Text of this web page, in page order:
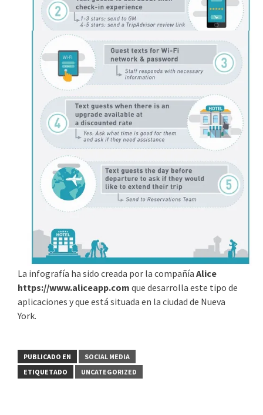
La infografía ha sido creada por la compañía Alice
https://www.aliceapp.com que desarrolla este tipo de
aplicaciones y que está situada en la ciudad de Nueva
York.
PUBLICADO EN
SOCIAL MEDIA
ETIQUETADO
UNCATEGORIZED